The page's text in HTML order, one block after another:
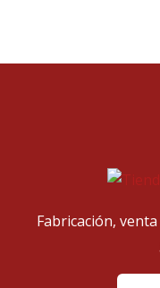
Fabricación,